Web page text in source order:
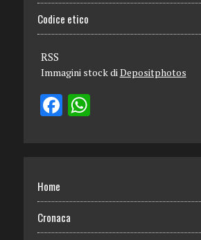
Codice etico
RSS
Immagini stock di Depositphotos
Home
Cronaca